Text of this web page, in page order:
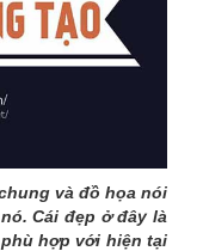
và đồ họa nói
Cái đẹp ở đây là
hợp với hiện tại